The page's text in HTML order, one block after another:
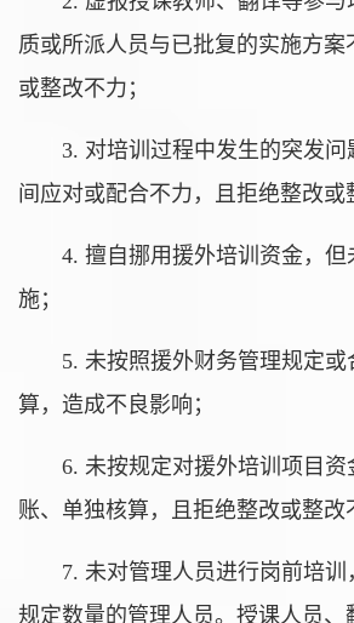
质或所派人员与已批复的实施方案
或整改不力；
3. 对培训过程中发生的突发
间应对或配合不力，且拒绝整改或
4. 擅自挪用援外培训资金，
施；
5. 未按照援外财务管理规定
算，造成不良影响；
6. 未按规定对援外培训项目
账、单独核算，且拒绝整改或整改
7. 未对管理人员进行岗前培
规定数量的管理人员。授课人员、